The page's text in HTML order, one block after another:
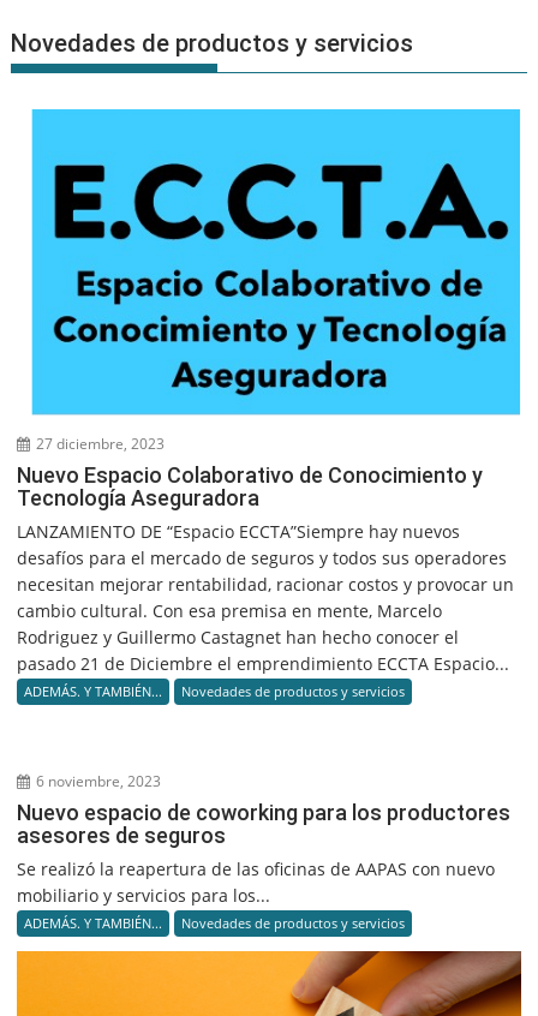
Novedades de productos y servicios
27 diciembre, 2023
Nuevo Espacio Colaborativo de Conocimiento y
Tecnología Aseguradora
LANZAMIENTO DE “Espacio ECCTA”Siempre hay nuevos
desafíos para el mercado de seguros y todos sus operadores
necesitan mejorar rentabilidad, racionar costos y provocar un
cambio cultural. Con esa premisa en mente, Marcelo
Rodriguez y Guillermo Castagnet han hecho conocer el
pasado 21 de Diciembre el emprendimiento ECCTA Espacio...
ADEMÁS. Y TAMBIÉN... Novedades de productos y servicios
6 noviembre, 2023
Nuevo espacio de coworking para los productores
asesores de seguros
Se realizó la reapertura de las oficinas de AAPAS con nuevo
mobiliario y servicios para los...
ADEMÁS. Y TAMBIÉN... Novedades de productos y servicios